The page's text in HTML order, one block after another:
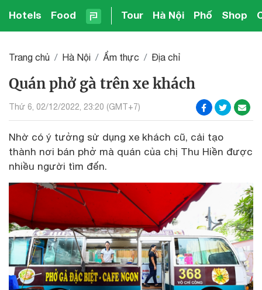
Hotels Food Tour Hà Nội Phố Shop
Trang chủ Hà Nội Ẩm thực Địa chỉ
Quán phở gà trên xe khách
Thứ 6, 02/12/2022, 23:20 (GMT+7)
Nhờ có ý tưởng sử dụng xe khách cũ, cải tạo
thành nơi bán phở mà quán của chị Thu Hiền được
nhiều người tìm đến.